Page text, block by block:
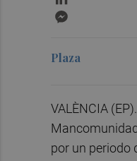
Plaza
VALÈNCIA
por un periodo